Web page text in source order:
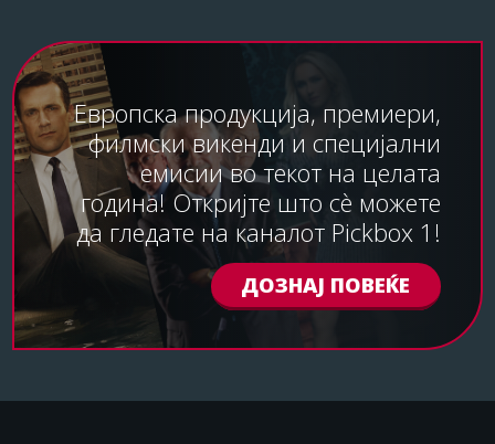
Европска продукција, премиери,
филмски викенди и специјални
емисии во текот на целата
година! Откријте што сѐ можете
да гледате на каналот Pickbox 1!
ДОЗНАЈ ПОВЕЌЕ